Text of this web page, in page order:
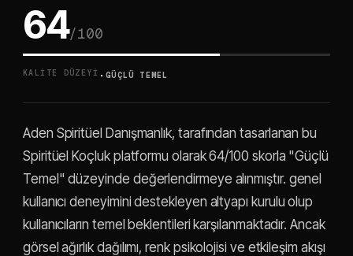
64/100
KALITE DÜZEYI ·GÜÇLÜ TEMEL
Aden Spiritüel Danışmanlık, tarafından tasarlanan bu
Spiritüel Koçluk platformu olarak 64/100 skorla "Güçlü
Temel" düzeyinde değerlendirmeye alınmıştır. genel
kullanıcı deneyimini destekleyen altyapı kurulu olup
kullanıcıların temel beklentileri karşılanmaktadır. Ancak
görsel ağırlık dağılımı, renk psikolojisi ve etkileşim akışı